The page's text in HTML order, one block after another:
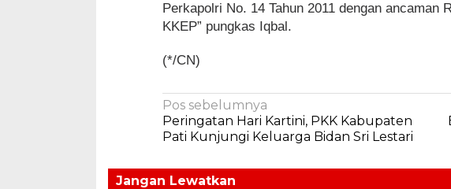
Perkapolri No. 14 Tahun 2011 dengan ancaman
KKEP” pungkas Iqbal.
(*/CN)
Navigasi
pos
Pos sebelumnya
Peringatan Hari Kartini, PKK Kabupaten
Pati Kunjungi Keluarga Bidan Sri Lestari
Jangan Lewatkan